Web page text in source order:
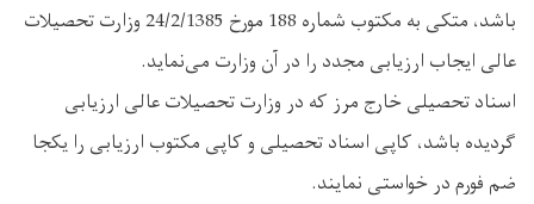
باشد، متکی به مکتوب شماره 188 مورخ 24/2/1385 وزارت تحصیلات
عالی ایجاب ارزیابی مجدد را در آن وزارت می‌نماید.
اسناد تحصیلی خارج مرز که در وزارت تحصیلات عالی ارزیابی
گردیده باشد، کاپی اسناد تحصیلی و کاپی مکتوب ارزیابی را یکجا
ضم فورم در خواستی نمایند.